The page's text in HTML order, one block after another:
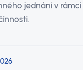
jednání v rámci